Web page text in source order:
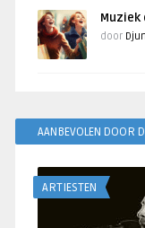
Muziek
door
AANBEVOLEN DOOR
ARTIESTEN